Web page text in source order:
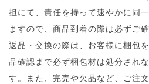
担にて、責任を持って速やかに同
ますので、商品到着の際は必ずご
返品・交換の際は、お客様に梱包
品確認まで必ず梱包材は処分され
す。また、完売や欠品など、ご注